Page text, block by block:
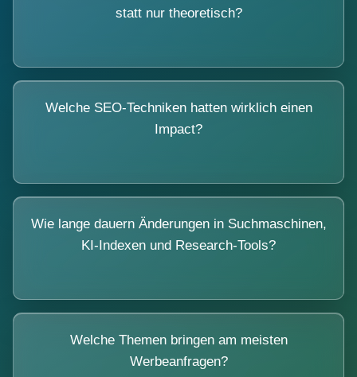
statt nur theoretisch?
Welche SEO-Techniken hatten wirklich einen
Impact?
Wie lange dauern Änderungen in Suchmaschinen,
KI-Indexen und Research-Tools?
Welche Themen bringen am meisten
Werbeanfragen?